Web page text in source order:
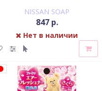
кондиционером для
детского белья FaFa
Цветочный 900 гр
NISSAN SOAP
847 р.
Нет в наличии